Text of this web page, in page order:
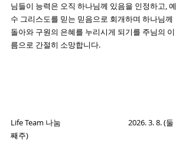
님들이 능력은 오직 하나님께 있음을 인정하고, 예
수 그리스도를 믿는 믿음으로 회개하며 하나님께
돌아와 구원의 은혜를 누리시게 되기를 주님의 이
름으로 간절히 소망합니다.
Life Team 나눔                                      2026. 3. 8. (둘
째주)